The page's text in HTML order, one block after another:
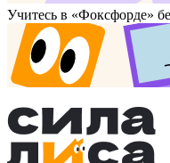
Учитесь в «Фоксфорде»